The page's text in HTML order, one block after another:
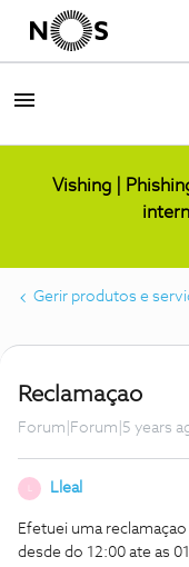
Vishing |
Gerir produtos e
Reclamaçao
Forum|Forum|5 years
Lleal
Efetuei uma
desde do 12:00 ate as